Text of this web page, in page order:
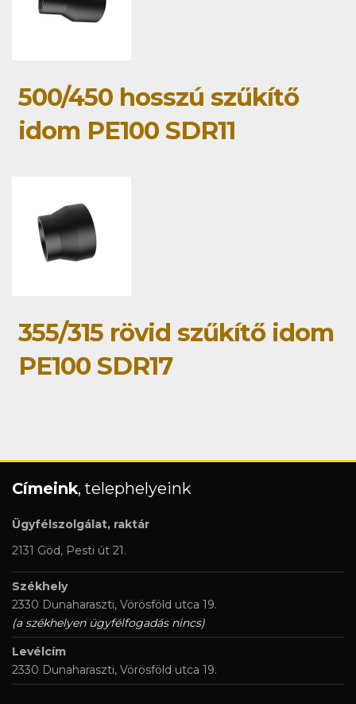
500/450 hosszú szűkítő
idom PE100 SDR11
355/315 rövid szűkítő idom
PE100 SDR17
Címeink, telephelyeink
Ügyfélszolgálat, raktár
2131 Göd, Pesti út 21.
Székhely
2330 Dunaharaszti, Vörösföld utca 19.
(a székhelyen ügyfélfogadás nincs)
Levélcím
2330 Dunaharaszti, Vörösföld utca 19.